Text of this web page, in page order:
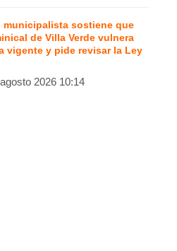
municipalista sostiene que
de Villa Verde vulnera
vigente y pide revisar la Ley
2026 10:14